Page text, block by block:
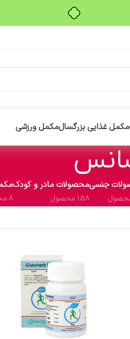
مکمل غذایی بزرگسالمکمل ورزشی
جنسیمحصولات مادر و کودک
158 محصول 8 محصول